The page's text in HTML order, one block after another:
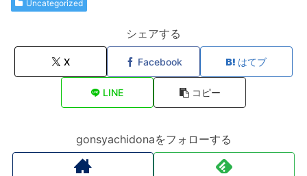
Uncategorized
シェアする
X Facebook はてブ
LINE コピー
gonsyachidonaをフォローする